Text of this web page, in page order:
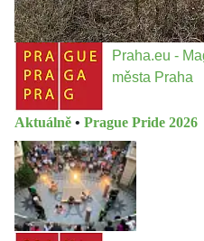
Praha.eu -
města Praha
Aktuálně • Prague Pride 2026